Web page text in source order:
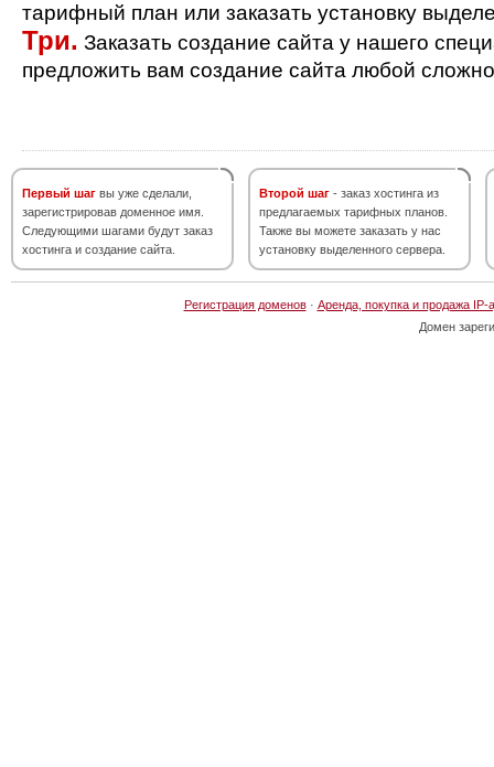
тарифный план или заказать установку
Три. Заказать создание сайта у нашего
предложить вам создание сайта любой
Первый шаг вы уже сделали,
зарегистрировав доменное имя.
Следующими шагами будут заказ
хостинга и создание сайта.
Второй шаг - заказ хостинга из
предлагаемых тарифных планов.
Также вы можете заказать у нас
установку выделенного сервера.
Регистрация доменов· Аренда, покупка и продажа IP-
Домен